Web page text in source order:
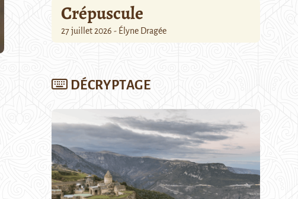
Crépuscule
27 juillet 2026 - Élyne Dragée
DÉCRYPTAGE